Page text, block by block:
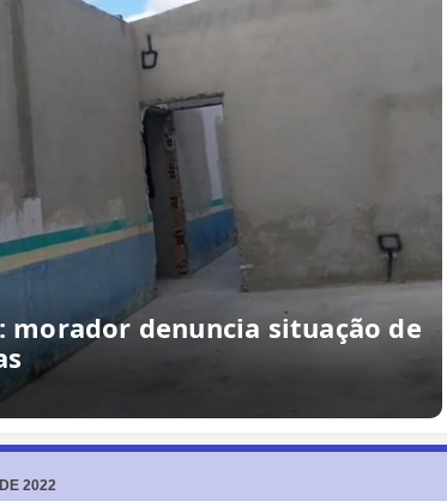
morador denuncia situação de
2022